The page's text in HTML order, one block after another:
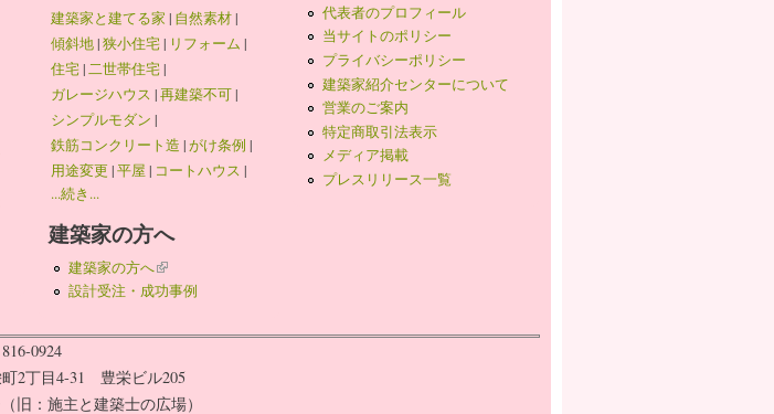
建築家と建てる家 | 自然素材|
傾斜地|狭小住宅| リフォーム |
住宅|二世帯住宅|
ガレージハウス |再建築不可|
シンプルモダン |
鉄筋コンクリート造 |がけ条例 |
用途変更 |平屋 | コートハウス |
...続き...
建築家の方へ
建築家の方へ(link is external)
設計受注・成功事例
代表者のプロフィール
当サイトのポリシー
プライバシーポリシー
建築家紹介センターについて
営業のご案内
特定商取引法表示
メディア掲載
プレスリリース一覧
816-0924
2丁目4-31 豊栄ビル205
旧：施主と建築士の広場）